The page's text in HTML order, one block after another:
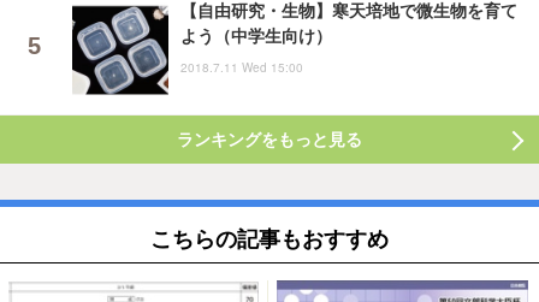
【自由研究・生物】寒天培地で微生物を育て
よう（中学生向け）
2018.7.11 Wed 15:00
ランキングをもっと見る
こちらの記事もおすすめ